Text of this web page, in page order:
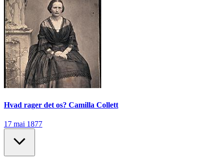
Hvad rager det os? Camilla Collett
17 mai 1877